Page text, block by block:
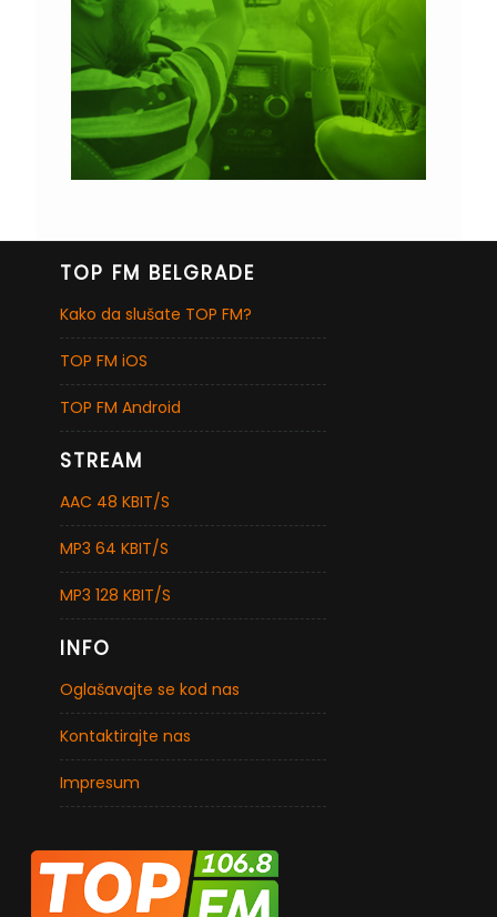
TOP FM BELGRADE
Kako da slušate TOP FM?
TOP FM iOS
TOP FM Android
STREAM
AAC 48 KBIT/S
MP3 64 KBIT/S
MP3 128 KBIT/S
INFO
Oglašavajte se kod nas
Kontaktirajte nas
Impresum